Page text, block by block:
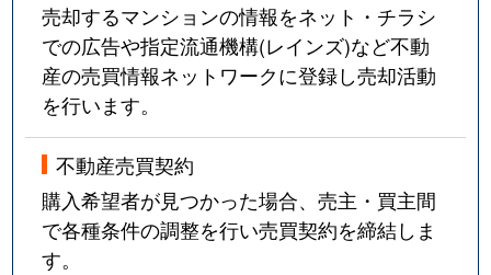
売却するマンションの情報をネット・チラシ
での広告や指定流通機構(レインズ)など不動
産の売買情報ネットワークに登録し売却活動
を行います。
不動産売買契約
購入希望者が見つかった場合、売主・買主間
で各種条件の調整を行い売買契約を締結しま
す。